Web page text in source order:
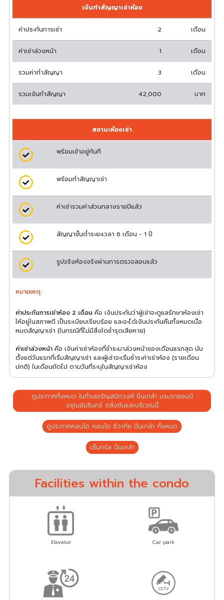
เงินทำสัญญาเช่าห้อง
ค่าประกันการเช่า 2 เดือน
ค่าเช่าล่วงหน้า 1 เดือน
รวมค่าทำสัญญา 3 เดือน
รวมเงินทำสัญญา 42,000 บาท
สถานะห้องเช่า
พร้อมเข้าอยู่ทันที
พร้อมทำสัญญาเช่า
ค่าเช่ารวมค่าส่วนกลางรายปีแล้ว
สัญญาขั้นต่ำระยะเวลา 6 เดือน - 1 ปี
รูปจริงห้องจริงผ่านการตรวจสอบแล้ว
หมายเหตุ:
ค่าประกันการเช่าห้อง 2 เดือน คือ เงินประกันว่าผู้เช่าจะดูแลรักษาห้องเช่า
ให้อยู่ในสภาพดี เป็นระเบียบเรียบร้อย และจะได้เงินประกันคืนทั้งหมดเมื่อ
หมดสัญญาเช่า (ในกรณีที่ไม่มีสิ่งใดชำรุดเสียหาย)
ค่าเช่าล่วงหน้า คือ เงินค่าเช่าห้องที่ชำระมาล่วงหน้าของเดือนแรกสุด นับ
ตั้งแต่วันแรกที่เริ่มสัญญาเช่า และผู้เช่าจะเริ่มชำระค่าเช่าห้อง (รายเดือน
ปกติ) ในเดือนถัดไป ตามวันที่ระบุในสัญญาเช่าห้อง
ดูประกาศทั้งหมด ในทำเลจรัญสนิทวงศ์ ปิ่นเกล้า บรมราชชนนี
อรุณอัมรินทร์ ตลิ่งชันและบริเวณนี้
ดูประกาศคอนโด คอนโด ชีวาทัย ปิ่นเกล้า ทั้งหมด
เซ็นทรัล ปิ่นเกล้า
Facilities within the condo
Elevator Car park